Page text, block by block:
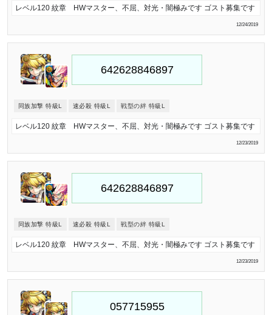
レベル120 紋章 HWマスター、不屈、対光・闇極みです ゴスト募集です
12/24/2019
同族加撃 特級L 速必殺 特級L 戦型の絆 特級L
レベル120 紋章 HWマスター、不屈、対光・闇極みです ゴスト募集です
12/23/2019
同族加撃 特級L 速必殺 特級L 戦型の絆 特級L
レベル120 紋章 HWマスター、不屈、対光・闇極みです ゴスト募集です
12/23/2019